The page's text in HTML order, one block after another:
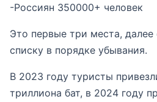
-Россиян 350000+ человек
Это первые три места,
списку в порядке убывания.
В 2023 году туристы
триллиона бат, в 2024 году